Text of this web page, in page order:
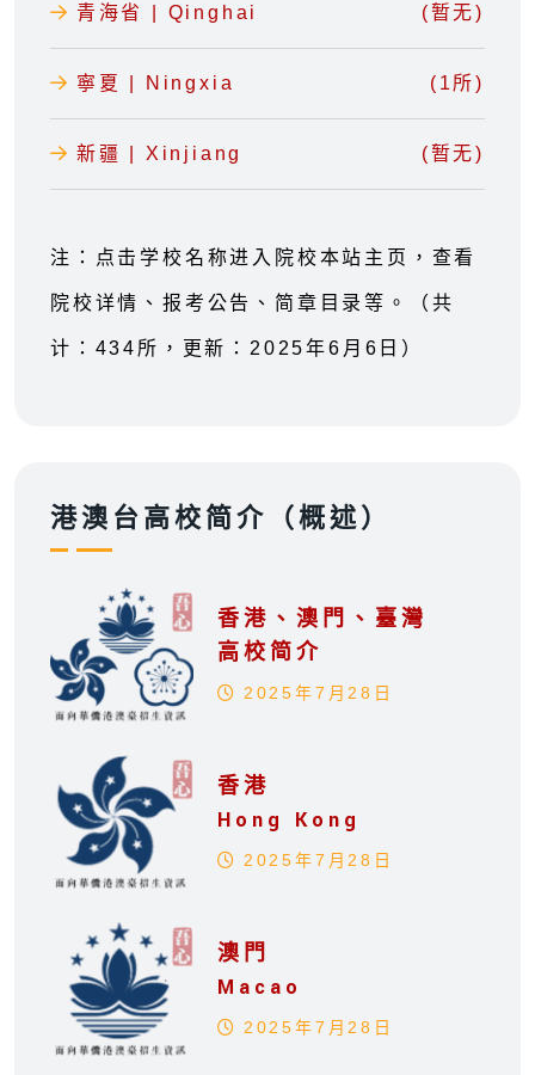
青海省 | Qinghai (暂无)
寧夏 | Ningxia (1所)
新疆 | Xinjiang (暂无)
注：点击学校名称进入院校本站主页，查看
院校详情、报考公告、简章目录等。（共
计：434所，更新：2025年6月6日）
港澳台高校简介（概述）
香港、澳門、臺灣
高校简介
2025年7月28日
香港
Hong Kong
2025年7月28日
澳門
Macao
2025年7月28日